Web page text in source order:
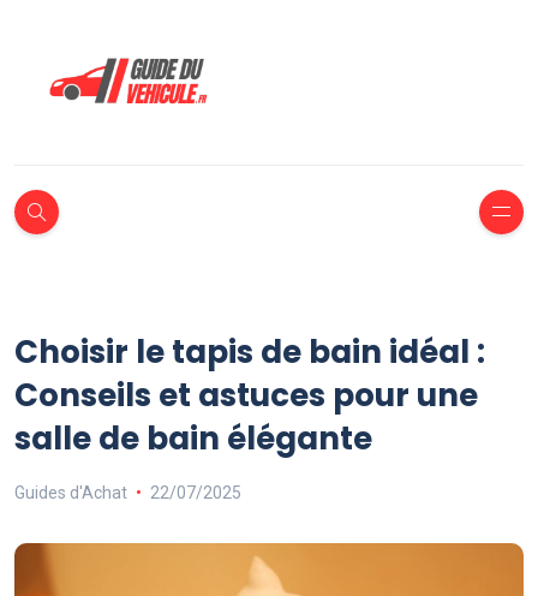
Choisir le tapis de bain idéal :
Conseils et astuces pour une
salle de bain élégante
Guides d'Achat 22/07/2025